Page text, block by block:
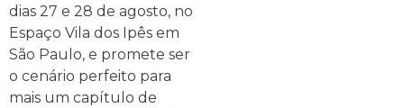
dias 27 e 28 de agosto, no
Espaço Vila dos Ipês em
São Paulo, e promete ser
o cenário perfeito para
mais um capítulo de